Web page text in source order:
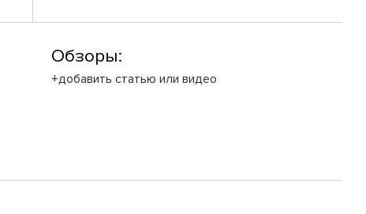
Обзоры:
+добавить статью или видео